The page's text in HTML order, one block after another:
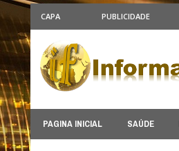
CAPA PUBLICIDADE
PAGINA INICIAL SAÚDE